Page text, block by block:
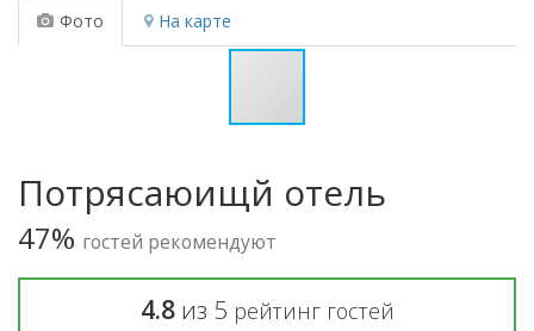
Фото На карте
Потрясаюищй отель
47% гостей рекомендуют
4.8из 5 рейтинг гостей